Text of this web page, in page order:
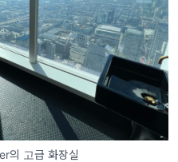
의 고급 화장실